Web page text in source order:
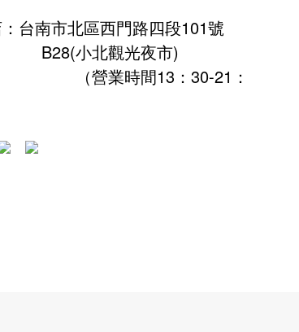
：台南市北區西門路四段101號
(小北觀光夜市)
（營業時間13：30-21：